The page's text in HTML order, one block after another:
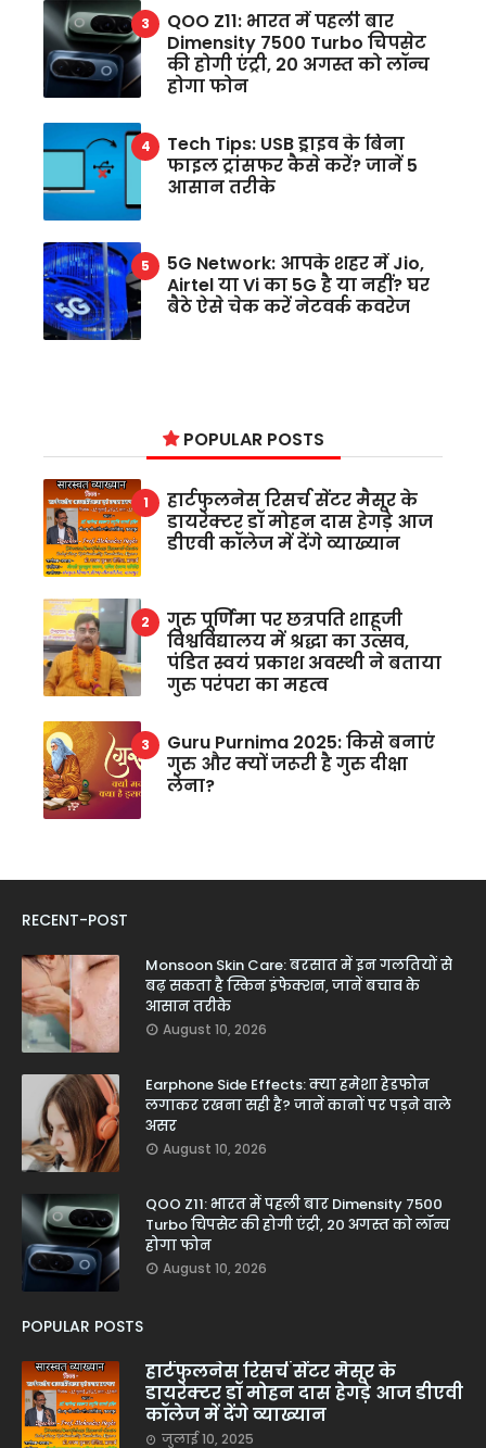
QOO Z11: भारत में पहली बार
Dimensity 7500 Turbo चिपसेट
की होगी एंट्री, 20 अगस्त को लॉन्च
होगा फोन
Tech Tips: USB ड्राइव के बिना
फाइल ट्रांसफर कैसे करें? जानें 5
आसान तरीके
5G Network: आपके शहर में Jio,
Airtel या Vi का 5G है या नहीं? घर
बैठे ऐसे चेक करें नेटवर्क कवरेज
POPULAR POSTS
हार्टफुलनेस रिसर्च सेंटर मैसूर के
डायरेक्टर डॉ मोहन दास हेगड़े आज
डीएवी कॉलेज में देंगे व्याख्यान
गुरु पूर्णिमा पर छत्रपति शाहूजी
विश्वविद्यालय में श्रद्धा का उत्सव,
पंडित स्वयं प्रकाश अवस्थी ने बताया
गुरु परंपरा का महत्व
Guru Purnima 2025: किसे बनाएं
गुरु और क्यों जरूरी है गुरु दीक्षा
लेना?
RECENT-POST
Monsoon Skin Care: बरसात में इन गलतियों से
बढ़ सकता है स्किन इंफेक्शन, जानें बचाव के
आसान तरीके
August 10, 2026
Earphone Side Effects: क्या हमेशा हेडफोन
लगाकर रखना सही है? जानें कानों पर पड़ने वाले
असर
August 10, 2026
QOO Z11: भारत में पहली बार Dimensity 7500
Turbo चिपसेट की होगी एंट्री, 20 अगस्त को लॉन्च
होगा फोन
August 10, 2026
POPULAR POSTS
हार्टफुलनेस रिसर्च सेंटर मैसूर के
डायरेक्टर डॉ मोहन दास हेगड़े आज डीएवी
कॉलेज में देंगे व्याख्यान
जुलाई 10, 2025